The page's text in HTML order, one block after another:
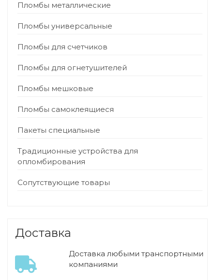
Пломбы металлические
Пломбы универсальные
Пломбы для счетчиков
Пломбы для огнетушителей
Пломбы мешковые
Пломбы самоклеящиеся
Пакеты специальные
Традиционные устройства для
опломбирования
Сопутствующие товары
Доставка
Доставка любыми транспортными
компаниями